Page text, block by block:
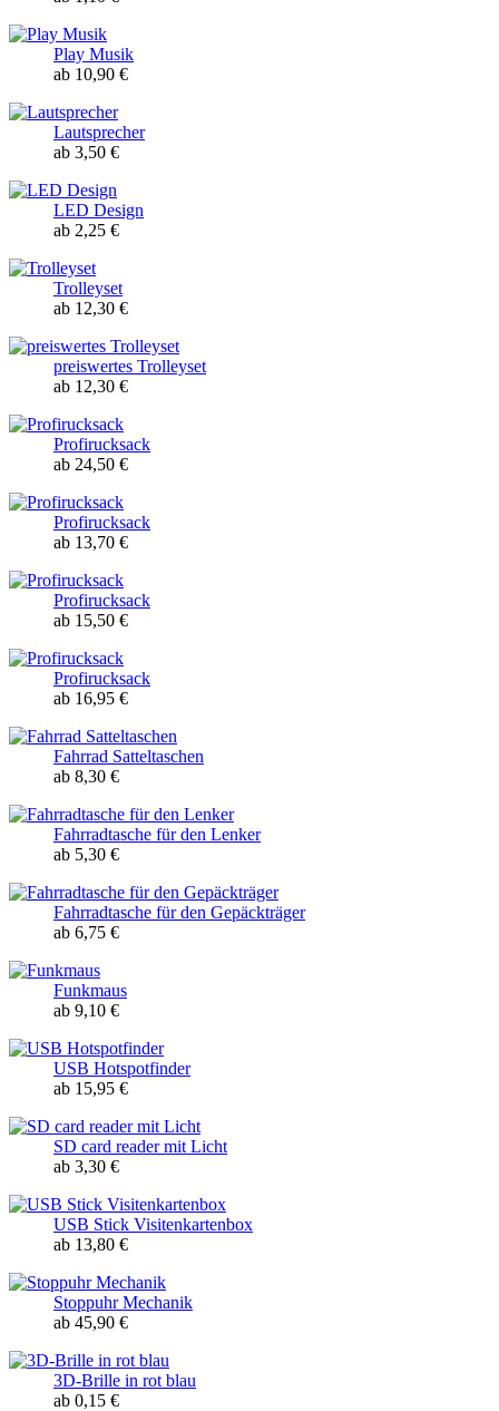
Play Musik
ab 10,90 €
Lautsprecher
ab 3,50 €
LED Design
ab 2,25 €
Trolleyset
ab 12,30 €
preiswertes Trolleyset
ab 12,30 €
Profirucksack
ab 24,50 €
Profirucksack
ab 13,70 €
Profirucksack
ab 15,50 €
Profirucksack
ab 16,95 €
Fahrrad Satteltaschen
ab 8,30 €
Fahrradtasche für den Lenker
ab 5,30 €
Fahrradtasche für den Gepäckträger
ab 6,75 €
Funkmaus
ab 9,10 €
USB Hotspotfinder
ab 15,95 €
SD card reader mit Licht
ab 3,30 €
USB Stick Visitenkartenbox
ab 13,80 €
Stoppuhr Mechanik
ab 45,90 €
3D-Brille in rot blau
ab 0,15 €